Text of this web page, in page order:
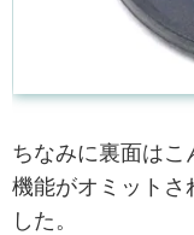
ちなみに裏面はこ
機能がオミットさ
した。